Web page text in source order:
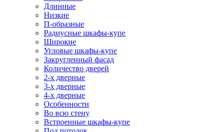
Длинные
Низкие
П-образные
Радиусные шкафы-купе
Широкие
Угловые шкафы-купе
Закругленный фасад
Количество дверей
2-х дверные
3-х дверные
4-х дверные
Особенности
Во всю стену
Встроенные шкафы-купе